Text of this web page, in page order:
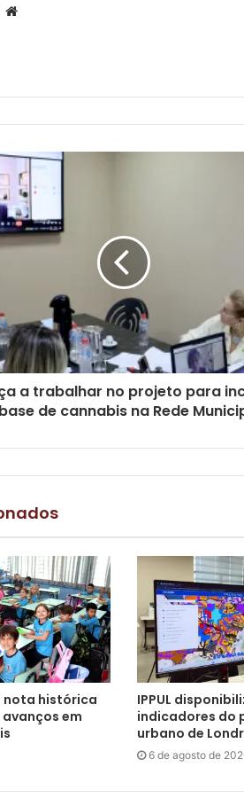
Website
a trabalhar no projeto para
de cannabis na Rede
nota histórica
em
IPPUL
indicadores do
urbano de
6 de agosto de